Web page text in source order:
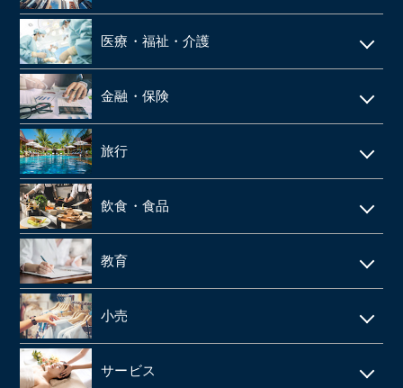
建材・住宅設備機器の卸
解体工事
鉄骨工事
内装・外装工事
消防設備点検・工事
建築資材卸
ゲーム
web広告
SaaS事業
web制作
データセンター
タクシー
倉庫
バス
引越
マンション管理
ビルメンテナンス
不動産テック
リフォーム
家賃保証・賃貸管理
不動産管理
医療・福祉・介護
調剤薬局
介護事業
施設介護・老人ホーム
訪問介護・デイサービス
医療機器卸・商社
製薬
SMO
CRO
金融・保険
リース・レンタル
保険代理店
ファンド
旅行
ホテル・旅館
旅行会社・旅行代理店
飲食・食品
飲食店
給食業・給食サービス
宅配弁当
食品メーカー・食品加工・食品工場
教育
学習塾
小売
アパレルメーカー・アパレル
サービス